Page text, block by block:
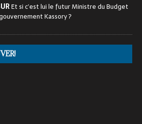
Et si c’est lui le futur Ministre du Budget
Kassory ?